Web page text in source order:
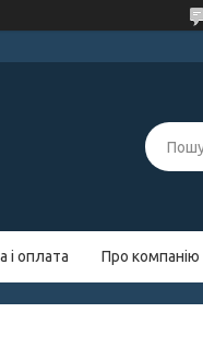
і оплата Про компанію